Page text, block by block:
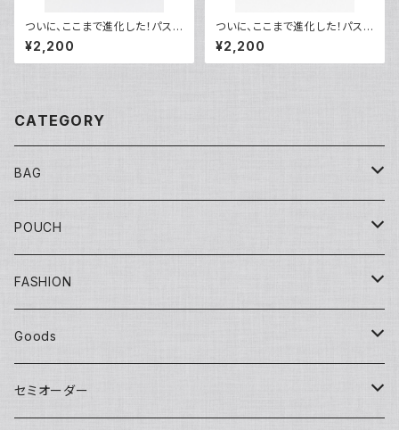
ついに、ここまで進化した！パスケ
ース1313
¥2,200
ついに、ここまで進化した！パスケ
ース2103
¥2,200
CATEGORY
BAG
Tote
Yuko bag
Huge bag
Sisal
Sisal round
Sisal pochette
Banana
Other
POUCH
Flat
Embroidery（刺繍）
LOVE
マチ付き
Big pouch
FASHION
Adult
One piece
Kids
Goods
Hat
セミオーダー